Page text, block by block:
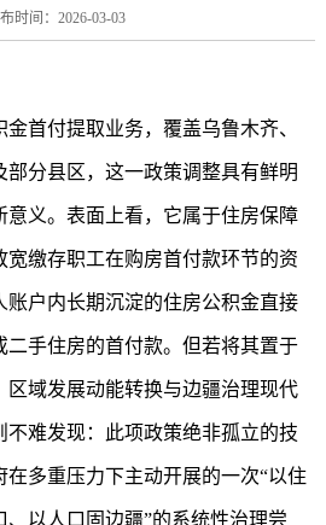
时间：2026-03-03
首付提取业务，覆盖乌鲁木齐、
分县区，这一政策调整具有鲜明
意义。表面上看，它属于住房保障
缴存职工在购房首付款环节的资
账户内长期沉淀的住房公积金直接
二手住房的首付款。但若将其置于
区域发展动能转换与边疆治理现代
难发现：此项政策绝非孤立的技
多重压力下主动开展的一次“以住
以人口固边疆”的系统性治理尝